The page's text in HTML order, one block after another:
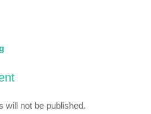
will not be published.